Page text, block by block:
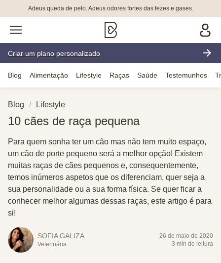
Adeus queda de pelo. Adeus odores fortes das fezes e gases.
Criar um plano personalizado
Blog Alimentação Lifestyle Raças Saúde Testemunhos
Blog Lifestyle
10 cães de raça pequena
Para quem sonha ter um cão mas não tem muito espaço,
um cão de porte pequeno será a melhor opção! Existem
muitas raças de cães pequenos e, consequentemente,
temos inúmeros aspetos que os diferenciam, quer seja a
sua personalidade ou a sua forma física. Se quer ficar a
conhecer melhor algumas dessas raças, este artigo é para
si!
SOFIA GALIZA
Veterinária
26 de maio de 2020
3 min de leitura